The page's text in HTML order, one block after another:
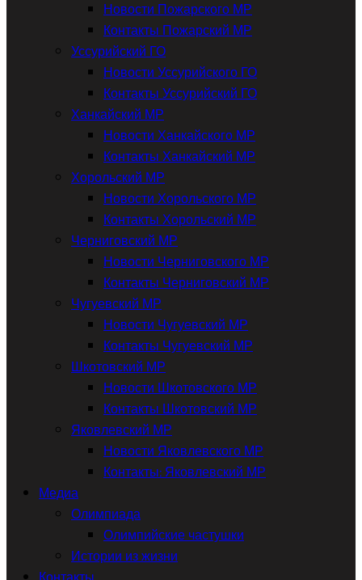
Новости Пожарского МР
Контакты Пожарский МР
Уссурийский ГО
Новости Уссурийского ГО
Контакты Уссурийский ГО
Ханкайский МР
Новости Ханкайского МР
Контакты Ханкайский МР
Хорольский МР
Новости Хорольского МР
Контакты Хорольский МР
Черниговский МР
Новости Черниговского МР
Контакты Черниговский МР
Чугуевский МР
Новости Чугуевский МР
Контакты Чугуевский МР
Шкотовский МР
Новости Шкотовского МР
Контакты Шкотовский МР
Яковлевский МР
Новости Яковлевского МР
Контакты: Яковлевский МР
Медиа
Олимпиада
Олимпийские частушки
Истории из жизни